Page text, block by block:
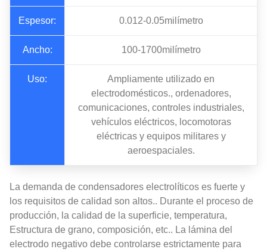
Espesor: 0.012-0.05milímetro
Ancho: 100-1700milímetro
Uso:
Ampliamente utilizado en
electrodomésticos., ordenadores,
comunicaciones, controles industriales,
vehículos eléctricos, locomotoras
eléctricas y equipos militares y
aeroespaciales.
La demanda de condensadores electrolíticos es fuerte y
los requisitos de calidad son altos.. Durante el proceso de
producción, la calidad de la superficie, temperatura,
Estructura de grano, composición, etc.. La lámina del
electrodo negativo debe controlarse estrictamente para